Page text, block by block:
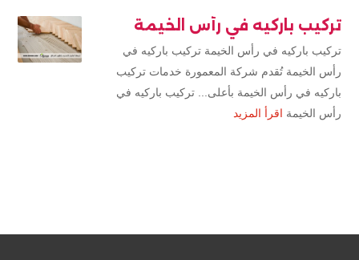
تركيب باركيه في رأس الخيمة
تركيب باركيه في رأس الخيمة تركيب باركيه في
رأس الخيمة تُقدم شركة المعمورة خدمات تركيب
باركيه في رأس الخيمة بأعلى... تركيب باركيه في
رأس الخيمة اقرأ المزيد